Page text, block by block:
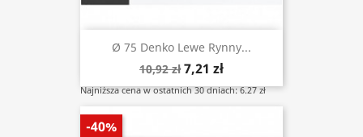
Ø 75 Denko Lewe Rynny...
10,92 zł 7,21 zł
Najniższa cena w ostatnich 30 dniach: 6.27 zł
-40%